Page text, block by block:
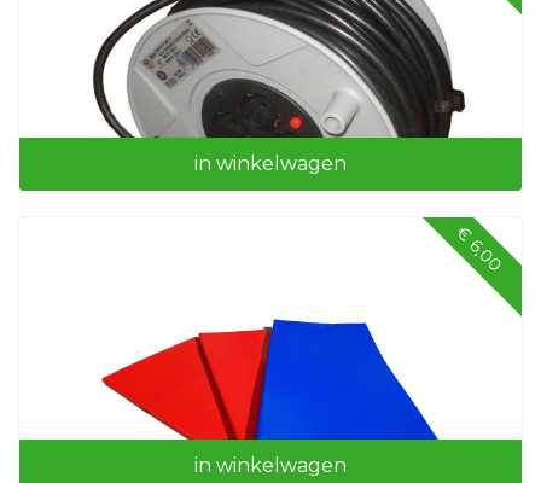
Kabelhaspel 50 mtr
in winkelwagen
€ 6,00
in winkelwagen